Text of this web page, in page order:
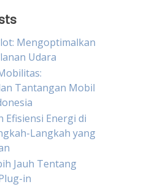
Mengoptimalkan
Udara
Tantangan Mobil
Efisiensi Energi di
Langkah yang
Jauh Tentang
in